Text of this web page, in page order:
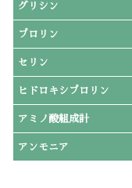
グリシン
プロリン
セリン
ヒドロキシプロリン
アミノ酸組成計
アンモニア